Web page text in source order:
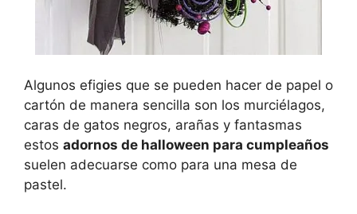
Algunos efigies que se pueden hacer de papel o
cartón de manera sencilla son los murciélagos,
caras de gatos negros, arañas y fantasmas
estos adornos de halloween para cumpleaños
suelen adecuarse como para una mesa de
pastel.